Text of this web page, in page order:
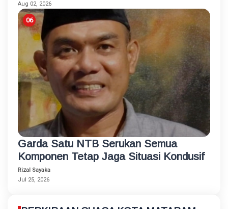
Aug 02, 2026
Garda Satu NTB Serukan Semua
Komponen Tetap Jaga Situasi Kondusif
Rizal Sayaka
Jul 25, 2026